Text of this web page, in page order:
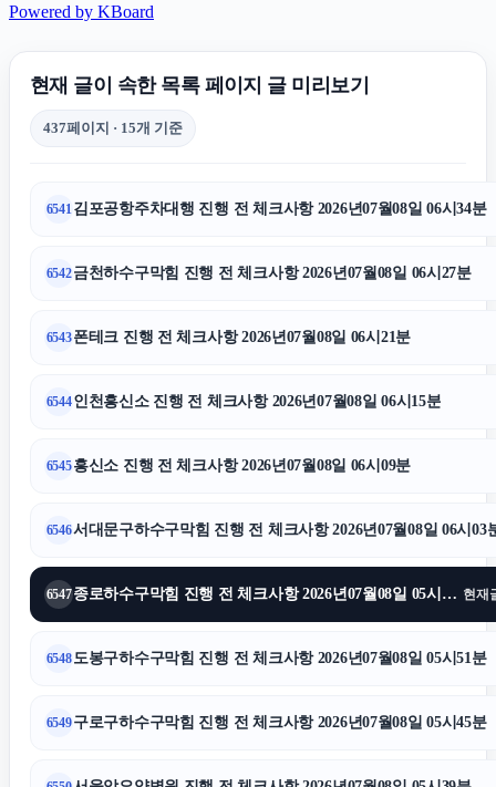
마약전문변호사
인천형사전문변호사
위자료
Powered by KBoard
현재 글이 속한 목록 페이지 글 미리보기
437페이지 · 15개 기준
6541 김포공항주차대행 진행 전 체크사항 2026년07월08일 06시34분
6542금천하수구막힘 진행 전 체크사항 2026년07월08일 06시27분
6543폰테크 진행 전 체크사항 2026년07월08일 06시21분
6544인천흥신소 진행 전 체크사항 2026년07월08일 06시15분
6545흥신소 진행 전 체크사항 2026년07월08일 06시09분
6546서대문구하수구막힘 진행 전 체크사항 2026년07월08일 06시03
6547 종로하수구막힘 진행 전 체크사항 2026년07월08일 05시57분 현재
6548도봉구하수구막힘 진행 전 체크사항 2026년07월08일 05시51분
6549구로구하수구막힘 진행 전 체크사항 2026년07월08일 05시45분